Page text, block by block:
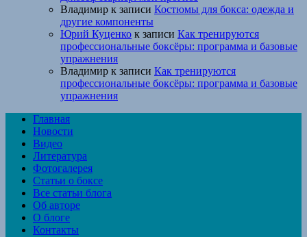
Владимир к записи Костюмы для бокса: одежда и
другие компоненты
Юрий Куценко к записи Как тренируются
профессиональные боксёры: программа и базовые
упражнения
Владимир к записи Как тренируются
профессиональные боксёры: программа и базовые
упражнения
Главная
Новости
Видео
Литература
Фотогалерея
Статьи о боксе
Все статьи блога
Об авторе
О блоге
Контакты